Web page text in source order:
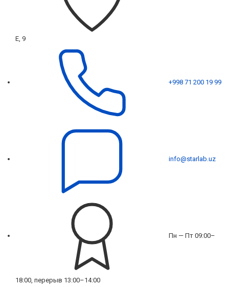
Е, 9
+998 71 200 19 99
info@starlab.uz
Пн — Пт 09:00–
18:00, перерыв 13:00–14:00